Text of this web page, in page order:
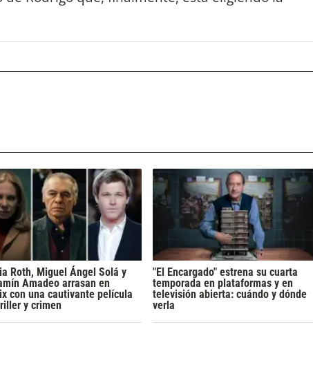
Roth, Miguel Ángel Solá y
Amadeo arrasan en
con una cautivante película
y crimen
"El Encargado" estrena su cuarta
temporada en plataformas y en
televisión abierta: cuándo y dónde
verla